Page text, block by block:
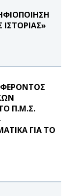
Π.Μ.Σ.
ΓΙΑ ΤΟ